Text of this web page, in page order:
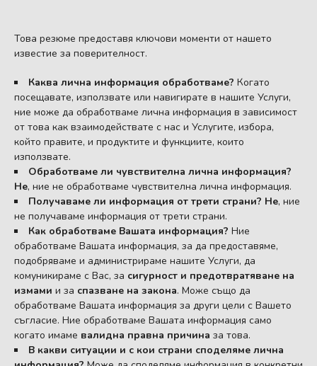
Това резюме предоставя ключови моменти от нашето
известие за поверителност.
Каква лична информация обработваме? Когато
посещавате, използвате или навигирате в нашите Услуги,
ние може да обработваме лична информация в зависимост
от това как взаимодействате с нас и Услугите, избора,
който правите, и продуктите и функциите, които
използвате.
Обработваме ли чувствителна лична информация?
Не, ние не обработваме чувствителна лична информация.
Получаваме ли информация от трети страни? Не, ние
не получаваме информация от трети страни.
Как обработваме Вашата информация? Ние
обработваме Вашата информация, за да предоставяме,
подобряваме и администрираме нашите Услуги, да
комуникираме с Вас, за сигурност и предотвратяване на
измами и за спазване на закона. Може също да
обработваме Вашата информация за други цели с Вашето
съгласие. Ние обработваме Вашата информация само
когато имаме валидна правна причина за това.
В какви ситуации и с кои страни споделяме лична